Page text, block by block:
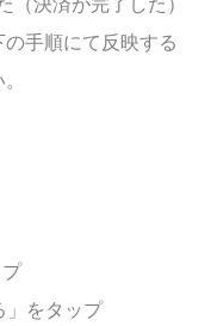
（決済が完了した）
手順にて反映する
」をタップ